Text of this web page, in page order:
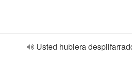
Usted hubiera